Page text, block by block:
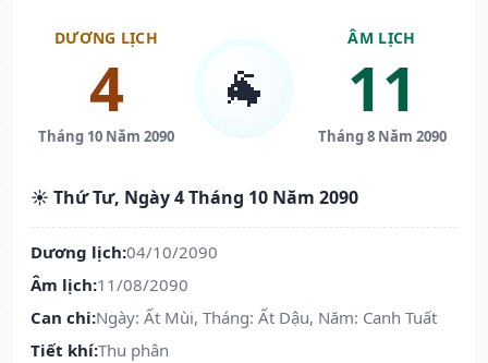
DƯƠNG LỊCH
4
Tháng 10 Năm 2090
🐐
ÂM LỊCH
11
Tháng 8 Năm 2090
☀️ Thứ Tư, Ngày 4 Tháng 10 Năm 2090
Dương lịch:04/10/2090
Âm lịch:11/08/2090
Can chi:Ngày: Ất Mùi, Tháng: Ất Dậu, Năm: Canh Tuất
Tiết khí:Thu phân